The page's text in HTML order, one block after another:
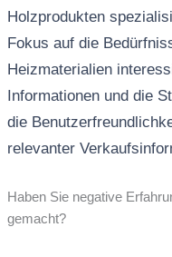
Holzprodukten
Fokus auf die
Heizmaterialien
Informationen und die
die
relevanter
Haben Sie negative
gemacht?